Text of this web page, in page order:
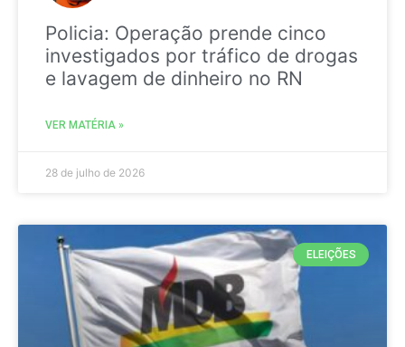
Policia: Operação prende cinco
investigados por tráfico de drogas
e lavagem de dinheiro no RN
VER MATÉRIA »
28 de julho de 2026
ELEIÇÕES